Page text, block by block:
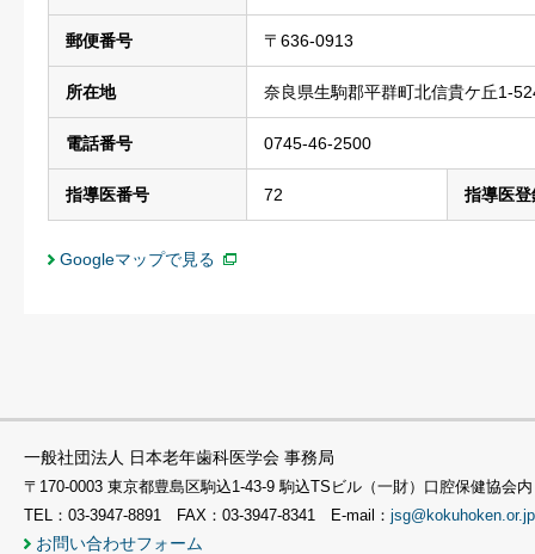
郵便番号 〒636-0913
所在地 奈良県生駒郡平群町北信貴ケ丘1-
電話番号 0745-46-2500
指導医番号 72 指導医登
Googleマップで見る
一般社団法人 日本老年歯科医学会 事務局
〒170-0003 東京都豊島区駒込1-43-9 駒込TSビル（一財）口腔保健協会内
TEL：03-3947-8891 FAX：03-3947-8341 E-mail： jsg@kokuhoken.or.jp
お問い合わせフォーム